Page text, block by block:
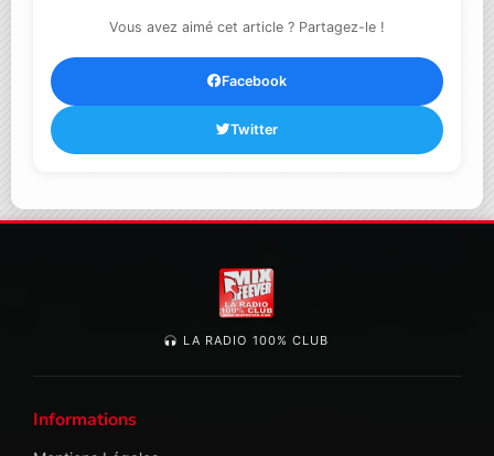
Vous avez aimé cet article ? Partagez-le !
Facebook
Twitter
LA RADIO 100% CLUB
Informations